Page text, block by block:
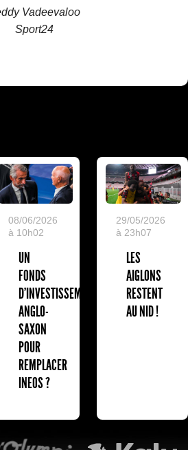
Vadeevaloo
Sport24
08/06/2026
à 10h02
UN
FONDS
D'INVESTISSEMENT
ANGLO-
SAXON
POUR
REMPLACER
INEOS ?
29/05/2026
à 23h07
LES
AIGLONS
RESTENT
AU NID !
Sports